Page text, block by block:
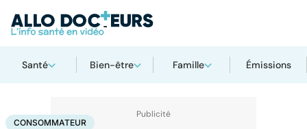
Santé Bien-être Famille Émissions
AccueilSantéConsommateur
CONSOMMATEUR